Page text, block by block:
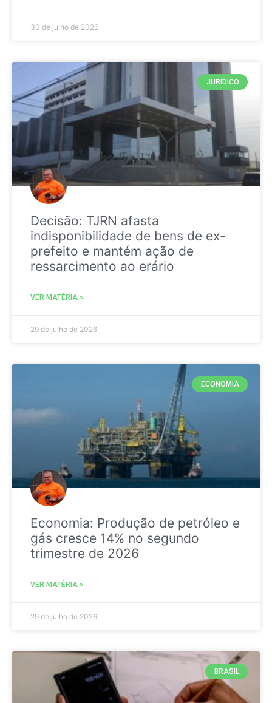
30 de julho de 2026
JURIDICO
Decisão: TJRN afasta
indisponibilidade de bens de ex-
prefeito e mantém ação de
ressarcimento ao erário
VER MATÉRIA »
29 de julho de 2026
ECONOMIA
Economia: Produção de petróleo e
gás cresce 14% no segundo
trimestre de 2026
VER MATÉRIA »
29 de julho de 2026
BRASIL